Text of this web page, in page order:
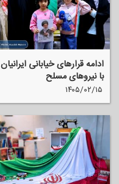
ادامه قرارهای خیابانی ایرانیان
با نیروهای مسلح
۱۴۰۵/۰۲/۱۵